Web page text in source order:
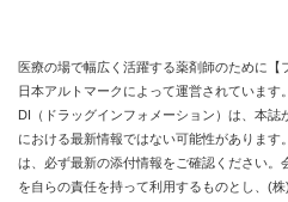
医療の場で幅広く活躍する薬剤師のために【
日本アルトマークによって運営されていま
DI（ドラッグインフォメーション）は、本
における最新情報ではない可能性がありま
は、必ず最新の添付情報をご確認ください。
を自らの責任を持って利用するものとし、(